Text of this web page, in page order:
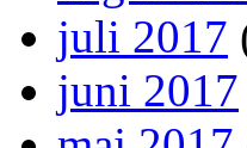
juli 2017
juni 2017